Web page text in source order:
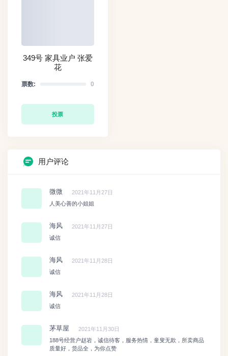
349号 家具业户 张爱
花
票数: 0
投票
用户评论
微微
2021年11月27日
人美心善的小姐姐
海风
2021年11月27日
诚信
海风
2021年11月28日
诚信
海风
2021年11月28日
诚信
茅草屋
2021年11月30日
188号经营户赵岩，诚信待客，服务热情，童叟无欺，所卖商品
质量好，货品全，为你点赞